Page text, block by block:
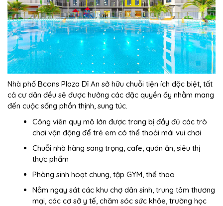
Nhà phố Bcons Plaza Dĩ An sở hữu chuỗi tiện ích đặc biệt, tất
cả cư dân đều sẽ được hưởng các đặc quyền ấy nhằm mang
đến cuộc sống phồn thịnh, sung túc.
Công viên quy mô lớn được trang bị đầy đủ các trò
chơi vận động để trẻ em có thể thoải mái vui chơi
Chuỗi nhà hàng sang trọng, cafe, quán ăn, siêu thị
thực phẩm
Phòng sinh hoạt chung, tập GYM, thể thao
Nằm ngay sát các khu chợ dân sinh, trung tâm thương
mại, các cơ sở y tế, chăm sóc sức khỏe, trường học